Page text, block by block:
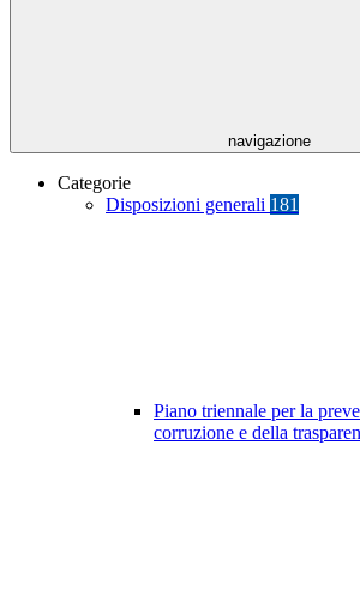
navigazione
Categorie
Disposizioni generali 181
Piano triennale per la
corruzione e della